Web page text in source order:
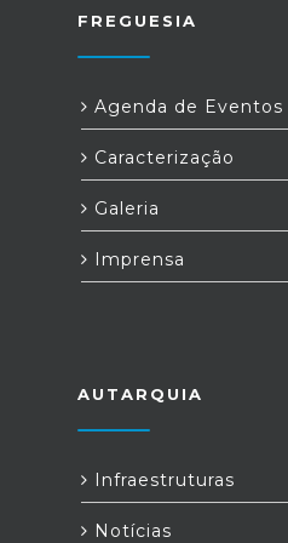
FREGUESIA
Agenda de Eventos
Caracterização
Galeria
Imprensa
AUTARQUIA
Infraestruturas
Notícias